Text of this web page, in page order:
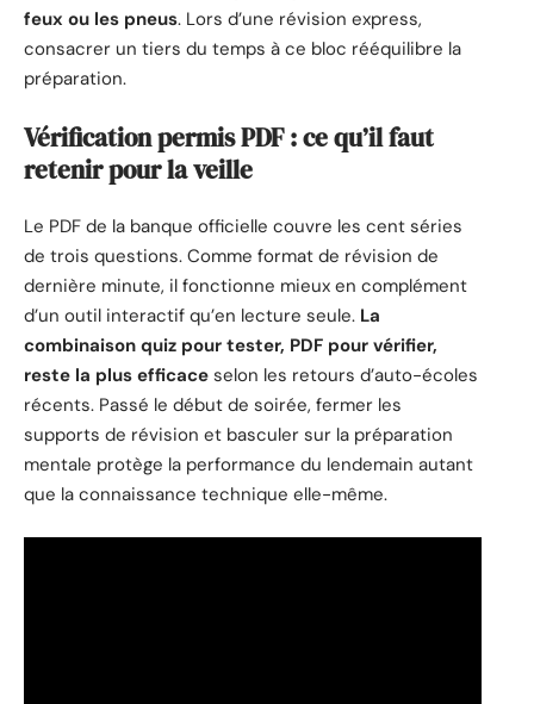
feux ou les pneus. Lors d’une révision express,
consacrer un tiers du temps à ce bloc rééquilibre la
préparation.
Vérification permis PDF : ce qu’il faut
retenir pour la veille
Le PDF de la banque officielle couvre les cent séries
de trois questions. Comme format de révision de
dernière minute, il fonctionne mieux en complément
d’un outil interactif qu’en lecture seule. La
combinaison quiz pour tester, PDF pour vérifier,
reste la plus efficace selon les retours d’auto-écoles
récents. Passé le début de soirée, fermer les
supports de révision et basculer sur la préparation
mentale protège la performance du lendemain autant
que la connaissance technique elle-même.